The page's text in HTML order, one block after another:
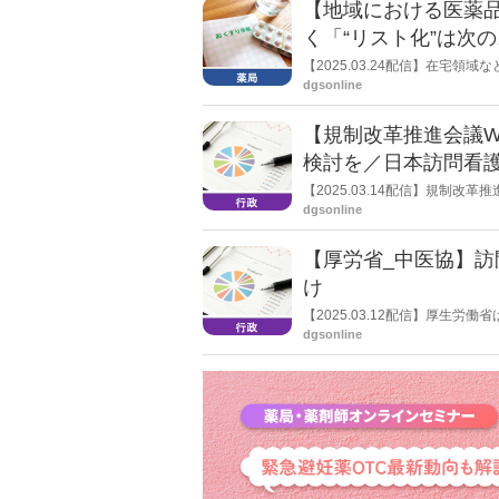
いて」に関するものとなってい
【地域における医
く「“リスト化”は次
【2025.03.24配信】在宅領域
ている。こうした中、地域薬剤
dgsonline
【規制改革推進会
検討を／日本訪問看
【2025.03.14配信】規制改革
dgsonline
【厚労省_中医協】
け
【2025.03.12配信】厚生労働
ーションの指導要領の改定を了
dgsonline